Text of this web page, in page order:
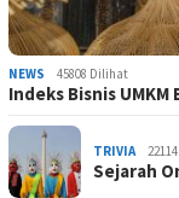
NEWS 45808 Dilihat
Indeks Bisnis
TRIVIA
Sejarah